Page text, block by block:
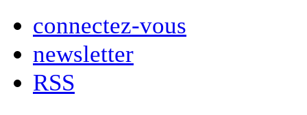
connectez-vous
newsletter
RSS